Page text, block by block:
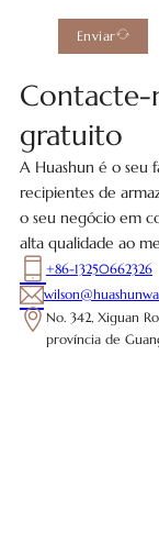
Contacte-
gratuito
A Huashun é o seu
recipientes de
o seu negócio em
alta qualidade ao
+86-13250662326
No. 342, Xiguan
província de
Enviar